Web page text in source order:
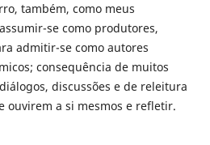
também, como meus
se como produtores,
admitir-se como autores
consequência de muitos
discussões e de releitura
ouvirem a si mesmos e refletir.